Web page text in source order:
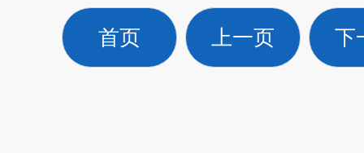
首页 上一页 下